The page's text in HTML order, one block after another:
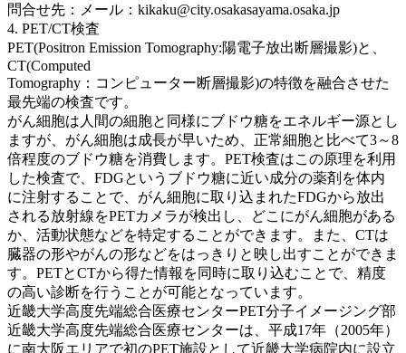
問合せ先：メール：kikaku@city.osakasayama.osaka.jp
4. PET/CT検査
PET(Positron Emission Tomography:陽電子放出断層撮影)と、
CT(Computed
Tomography：コンピューター断層撮影)の特徴を融合させた
最先端の検査です。
がん細胞は人間の細胞と同様にブドウ糖をエネルギー源とし
ますが、がん細胞は成長が早いため、正常細胞と比べて3～8
倍程度のブドウ糖を消費します。PET検査はこの原理を利用
した検査で、FDGというブドウ糖に近い成分の薬剤を体内
に注射することで、がん細胞に取り込まれたFDGから放出
される放射線をPETカメラが検出し、どこにがん細胞がある
か、活動状態などを特定することができます。また、CTは
臓器の形やがんの形などをはっきりと映し出すことができま
す。PETとCTから得た情報を同時に取り込むことで、精度
の高い診断を行うことが可能となっています。
近畿大学高度先端総合医療センターPET分子イメージング部
近畿大学高度先端総合医療センターは、平成17年（2005年）
に南大阪エリアで初のPET施設として近畿大学病院内に設立